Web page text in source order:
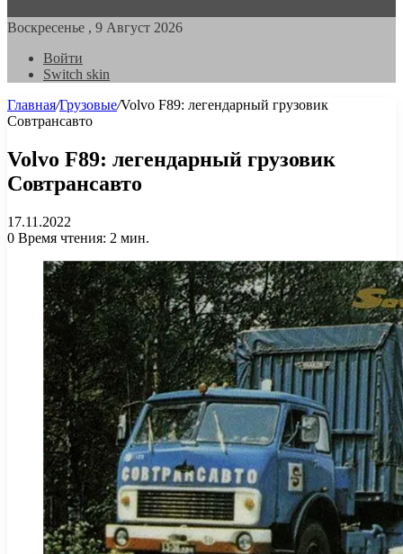
Воскресенье , 9 Август 2026
Войти
Switch skin
Главная/Грузовые/Volvo F89: легендарный грузовик
Совтрансавто
Volvo F89: легендарный грузовик
Совтрансавто
17.11.2022
0 Время чтения: 2 мин.